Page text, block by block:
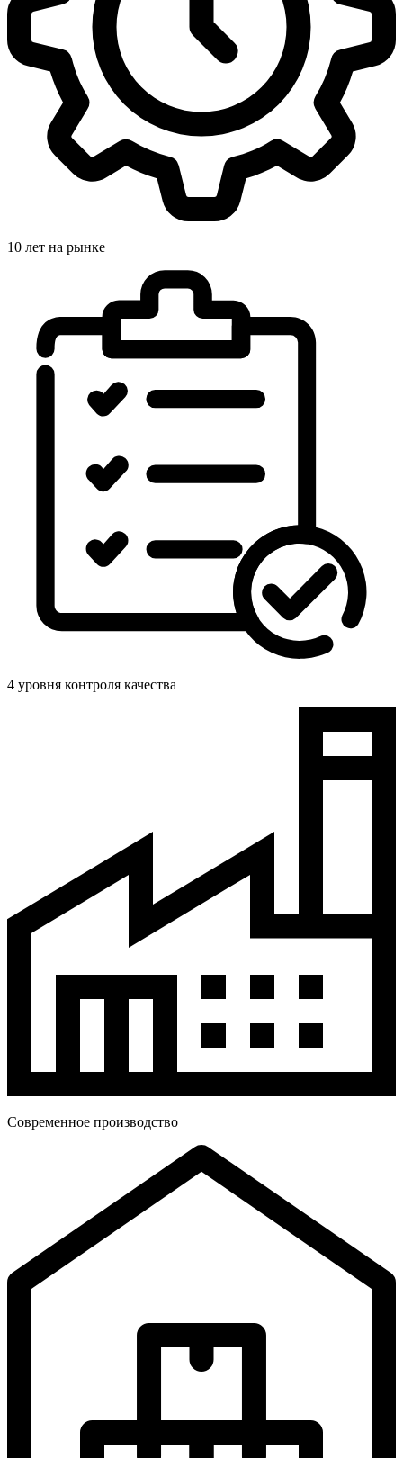
10 лет на рынке
4 уровня контроля качества
Современное производство